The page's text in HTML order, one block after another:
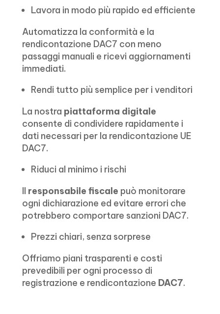
Lavora in modo più rapido ed efficiente
Automatizza la conformità e la
rendicontazione DAC7 con meno
passaggi manuali e ricevi aggiornamenti
immediati.
Rendi tutto più semplice per i venditori
La nostra piattaforma digitale
consente di condividere rapidamente i
dati necessari per la rendicontazione UE
DAC7.
Riduci al minimo i rischi
Il responsabile fiscale può monitorare
ogni dichiarazione ed evitare errori che
potrebbero comportare sanzioni DAC7.
Prezzi chiari, senza sorprese
Offriamo piani trasparenti e costi
prevedibili per ogni processo di
registrazione e rendicontazione DAC7.